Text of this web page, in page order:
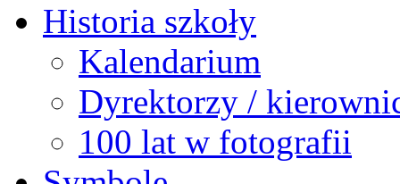
Historia szkoły
Kalendarium
Dyrektorzy /
100 lat w fotografii